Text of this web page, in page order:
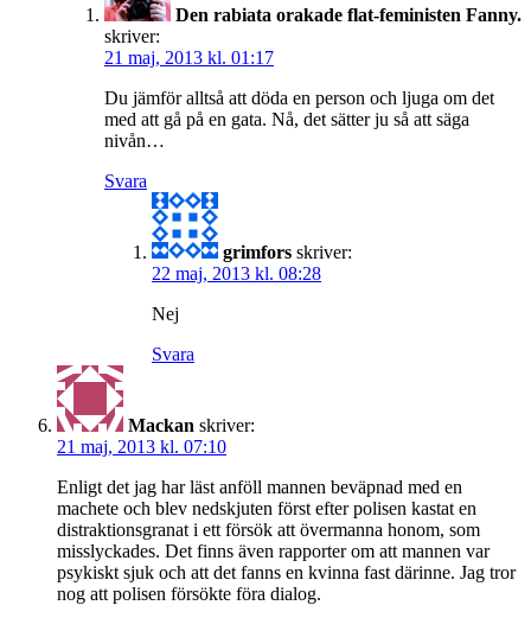
Den rabiata orakade flat-feministen Fanny.
skriver:
21 maj, 2013 kl. 01:17
Du jämför alltså att döda en person och ljuga om det
med att gå på en gata. Nå, det sätter ju så att säga
nivån…
Svara
grimfors skriver:
22 maj, 2013 kl. 08:28
Nej
Svara
Mackan skriver:
21 maj, 2013 kl. 07:10
Enligt det jag har läst anföll mannen beväpnad med en
machete och blev nedskjuten först efter polisen kastat en
distraktionsgranat i ett försök att övermanna honom, som
misslyckades. Det finns även rapporter om att mannen var
psykiskt sjuk och att det fanns en kvinna fast därinne. Jag tror
nog att polisen försökte föra dialog.